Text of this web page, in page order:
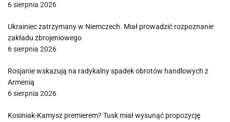
6 sierpnia 2026
Ukrainiec zatrzymany w Niemczech. Miał prowadzić rozpoznanie
zakładu zbrojeniowego
6 sierpnia 2026
Rosjanie wskazują na radykalny spadek obrotów handlowych z
Armenią
6 sierpnia 2026
Kosiniak-Kamysz premierem? Tusk miał wysunąć propozycję